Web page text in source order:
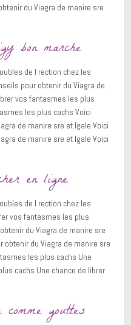
du Viagra de manire sre
bon marche
de l rection chez les
pour obtenir du Viagra de
vos fantasmes les plus
les plus cachs Voici
de manire sre et lgale Voici
de manire sre et lgale Voici
en ligne
de l rection chez les
vos fantasmes les plus
du Viagra de manire sre
obtenir du Viagra de manire sre
les plus cachs Une
cachs Une chance de librer
gouttes